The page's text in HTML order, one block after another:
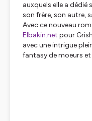
auxquels elle a
son frère, son autre,
Avec ce nouveau
Elbakin.net pour
avec une intrigue
fantasy de moeurs